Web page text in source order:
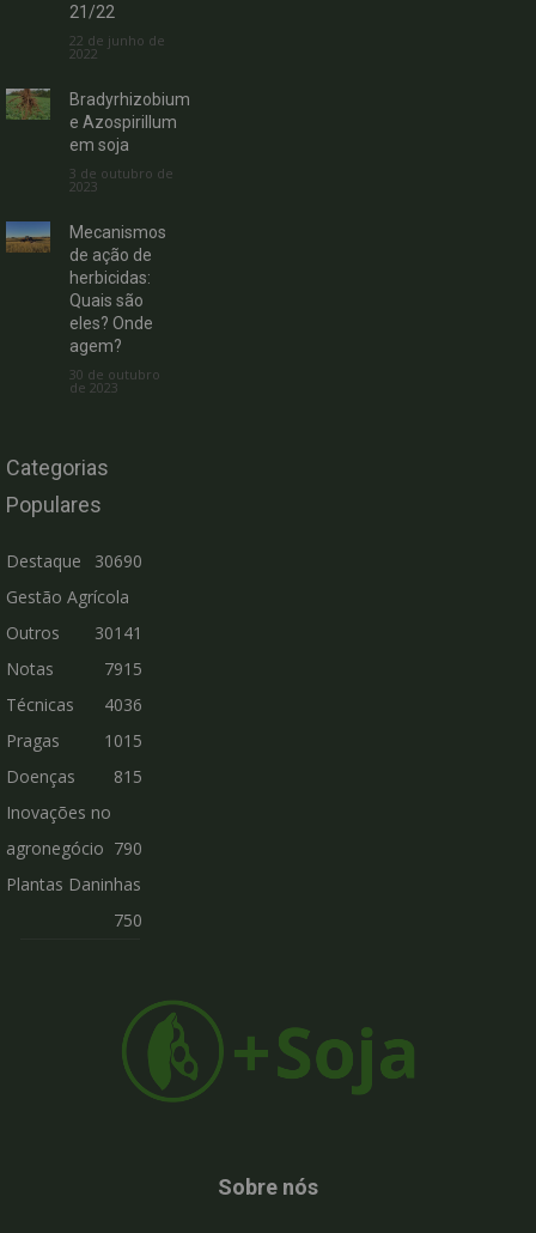
21/22
22 de junho de
2022
Bradyrhizobium
e Azospirillum
em soja
3 de outubro de
2023
Mecanismos
de ação de
herbicidas:
Quais são
eles? Onde
agem?
30 de outubro
de 2023
Categorias
Populares
Destaque
30690
Gestão Agrícola
30141
Outros
7915
Notas
Técnicas
4036
Pragas
1015
Doenças
815
Inovações no
agronegócio 790
Plantas Daninhas
750
Sobre nós